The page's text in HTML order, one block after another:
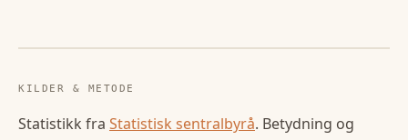
KILDER & METODE
Statistikk fra Statistisk sentralbyrå. Betydning og